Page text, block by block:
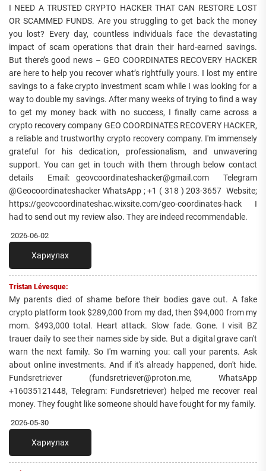
I NEED A TRUSTED CRYPTO HACKER THAT CAN RESTORE LOST
OR SCAMMED FUNDS. Are you struggling to get back the money
you lost? Every day, countless individuals face the devastating
impact of scam operations that drain their hard-earned savings.
But there’s good news – GEO COORDINATES RECOVERY HACKER
are here to help you recover what’s rightfully yours. I lost my entire
savings to a fake crypto investment scam while I was looking for a
way to double my savings. After many weeks of trying to find a way
to get my money back with no success, I finally came across a
crypto recovery company GEO COORDINATES RECOVERY HACKER,
a reliable and trustworthy crypto recovery company. I'm immensely
grateful for his dedication, professionalism, and unwavering
support. You can get in touch with them through below contact
details Email: geovcoordinateshacker@gmail.com Telegram
@Geocoordinateshacker WhatsApp ; +1 ( 318 ) 203-3657 Website;
https://geovcoordinateshac.wixsite.com/geo-coordinates-hack I
had to send out my review also. They are indeed recommendable.
2026-06-02
Хариулах
Tristan Lévesque:
My parents died of shame before their bodies gave out. A fake
crypto platform took $289,000 from my dad, then $94,000 from my
mom. $493,000 total. Heart attack. Slow fade. Gone. I visit BZ
trauer daily to see their names side by side. But a digital grave can't
warn the next family. So I'm warning you: call your parents. Ask
about online investments. And if it's already happened, don't hide.
Fundsretriever (fundsretriever@proton.me, WhatsApp
+16035121448, Telegram: Fundsretriever) helped me recover real
money. They fought like someone should have fought for my family.
2026-05-30
Хариулах